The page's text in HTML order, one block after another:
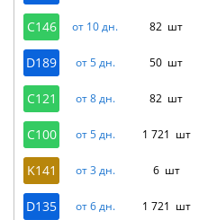
C146 от 10 дн. 82 шт
D189 от 5 дн. 50 шт
C121 от 8 дн. 82 шт
C100 от 5 дн. 1 721 шт
K141 от 3 дн. 6 шт
D135 от 6 дн. 1 721 шт